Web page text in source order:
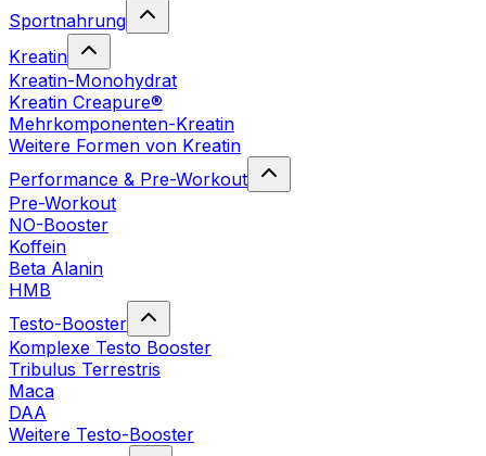
Sportnahrung
Kreatin
Kreatin-Monohydrat
Kreatin Creapure®
Mehrkomponenten-Kreatin
Weitere Formen von Kreatin
Performance & Pre-Workout
Pre-Workout
NO-Booster
Koffein
Beta Alanin
HMB
Testo-Booster
Komplexe Testo Booster
Tribulus Terrestris
Maca
DAA
Weitere Testo-Booster